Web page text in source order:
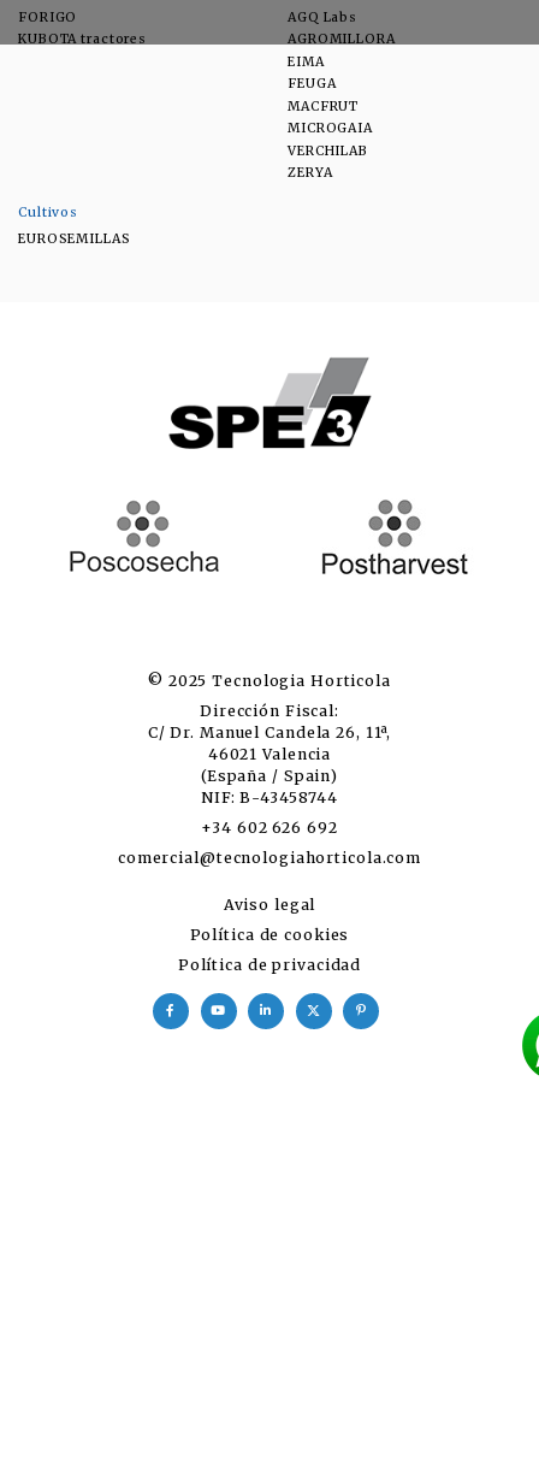
FORIGO
KUBOTA tractores
AGQ Labs
AGROMILLORA
EIMA
FEUGA
MACFRUT
MICROGAIA
VERCHILAB
ZERYA
Cultivos
EUROSEMILLAS
© 2025 Tecnologia Horticola
Dirección Fiscal:
C/ Dr. Manuel Candela 26, 11ª,
46021 Valencia
(España / Spain)
NIF: B-43458744
+34 602 626 692
comercial@tecnologiahorticola.com
Aviso legal
Política de cookies
Política de privacidad